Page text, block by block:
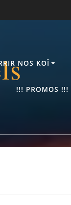
NOS KOÏ
!!! PROMOS !!!